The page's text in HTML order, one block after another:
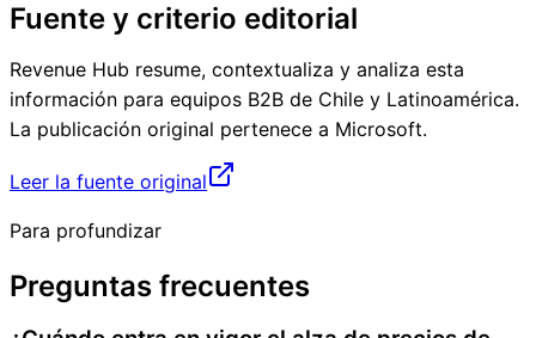
Fuente y criterio editorial
Revenue Hub resume, contextualiza y analiza esta
información para equipos B2B de Chile y Latinoamérica.
La publicación original pertenece a Microsoft.
Leer la fuente original
Para profundizar
Preguntas frecuentes